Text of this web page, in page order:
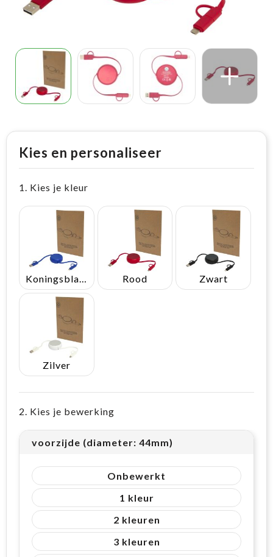
Kies en personaliseer
1. Kies je kleur
Rood Zwart
Zilver
2. Kies je bewerking
voorzijde (diameter: 44mm)
Onbewerkt
1
2
3